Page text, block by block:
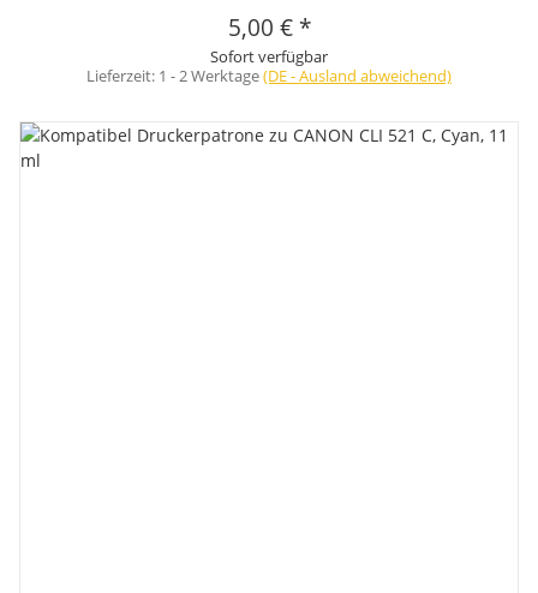
5,00 € *
Sofort verfügbar
Lieferzeit: 1 - 2 Werktage(DE - Ausland abweichend)